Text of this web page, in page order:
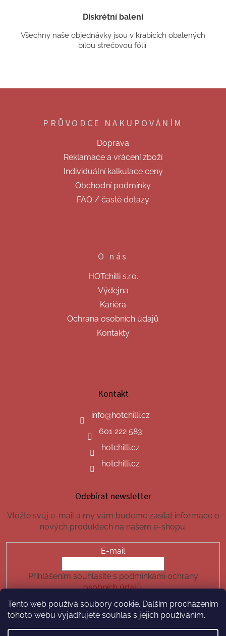
Tento web používá soubory cookie. Dalším procházením
tohoto webu vyjadřujete souhlas s jejich používáním.
Diskrétní balení
Všechny naše objednávky jsou v krabicích obalených
bílou strečovou fólií.
PRŮVODCE NAKUPOVÁNÍM
Doprava
Reklamace a vrácení zboží
Individuální kalkulace ceny
Obchodní podmínky
FAQ / časté dotazy
O nás
HOTchilli s.r.o.
Výdejna
Kariéra
Ochrana osobních údajů
Kontakty
Kontakt
info@hotchilli.cz
601 222 583
hotchilli.cz
hotchilli.cz
Odebírat newsletter
Vložte svůj e-mail a my vám budeme zasílat informace o
nových produktech na našem e-shopu.
E-mail
Přihlášením souhlasíte s podmínkami ochrany
osobních údajů.
PŘIHLÁSIT SE